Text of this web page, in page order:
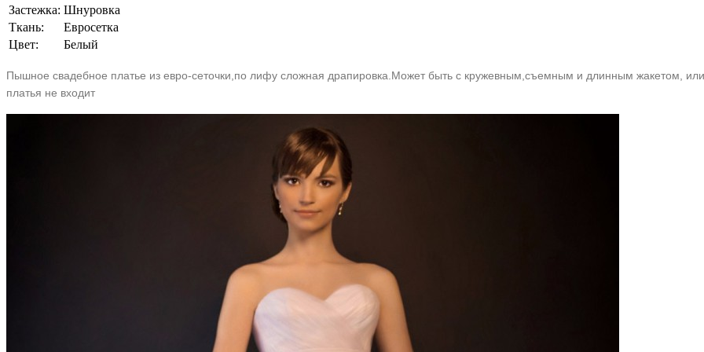
Застежка: Шнуровка
Ткань:
Евросетка
Цвет:
Белый
Пышное свадебное платье из евро-сеточки,по лифу сложная драпировка.Может быть с кружевным,съемным и длинным жакетом,
платья не входит